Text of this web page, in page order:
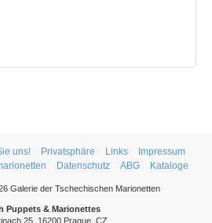
uns! Privatsphäre Links
Impressum
Datenschutz ABG Kataloge
Galerie der Tschechischen Marionetten
Puppets & Marionettes
25, 16200 Prague, CZ